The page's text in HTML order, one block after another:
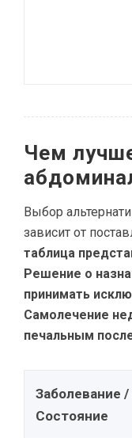
Чем
Выбор
зависит от
таблица
Решение о
принимать
Самолечение
печальным
Заболевание /
Состояние